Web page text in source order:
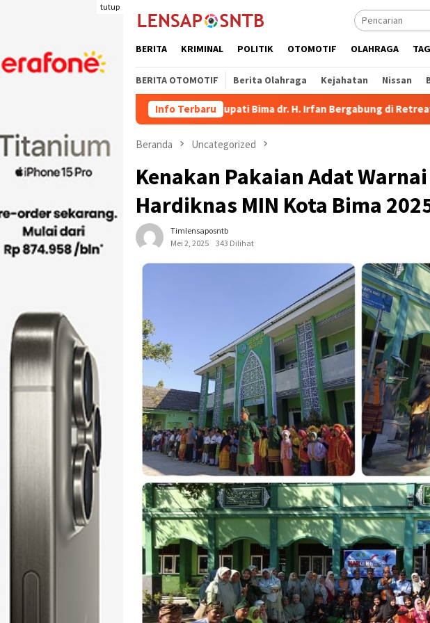
tutup
BERITA KRIMINAL POLITIK OTOMOTIF OLAHRAGA
BERITA OTOMOTIF Berita Olahraga Kejahatan Nissan
Info Terbaru
Wakil Bupati Bima dr. H. Irfan Bergabung di Retreat Magelang
Beranda Uncategorized
Kenakan Pakaian Adat
Hardiknas MIN Kota Bima
Timlensaposntb
Mei 2, 2025
343 Dilihat